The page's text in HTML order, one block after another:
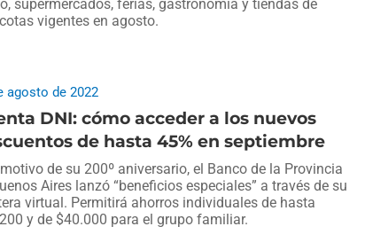
supermercados, ferias, gastronomía y tiendas de
vigentes en agosto.
DNI: cómo acceder a los nuevos
de hasta 45% en septiembre
agosto de 2022
de su 200º aniversario, el Banco de la Provincia
Aires lanzó “beneficios especiales” a través de su
virtual. Permitirá ahorros individuales de hasta
y de $40.000 para el grupo familiar.